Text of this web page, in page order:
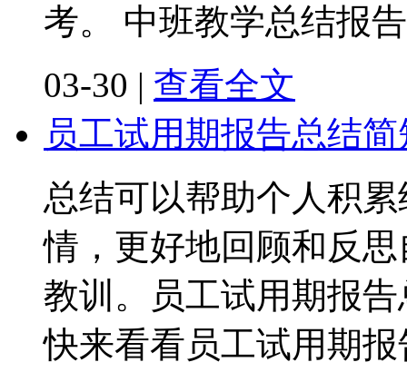
考。 中班教学总结报
03-30 | 查看全文
员工试用期报告总结简
总结可以帮助个人积
情，更好地回顾和反
教训。员工试用期报
快来看看员工试用期